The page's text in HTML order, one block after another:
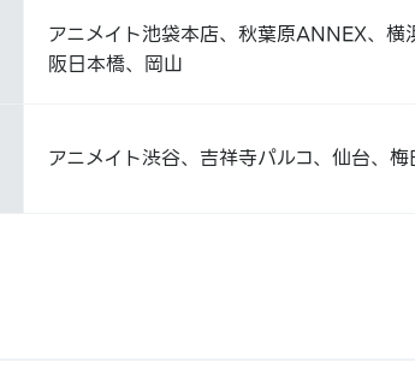
アニメイト池袋本店、秋葉原ANNEX、横
阪日本橋、岡山
アニメイト渋谷、吉祥寺パルコ、仙台、梅